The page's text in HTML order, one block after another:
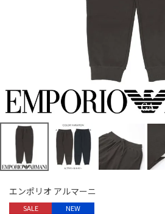
エンポリオ アルマーニ
SALE
NEW